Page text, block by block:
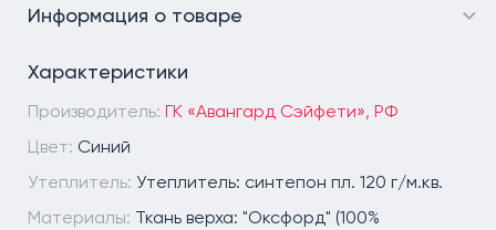
Информация о товаре
Характеристики
Производитель: ГК «Авангард Сэйфети», РФ
Цвет: Синий
Утеплитель: Утеплитель: синтепон пл. 120 г/м.кв.
Материалы: Ткань верха: "Оксфорд" (100%